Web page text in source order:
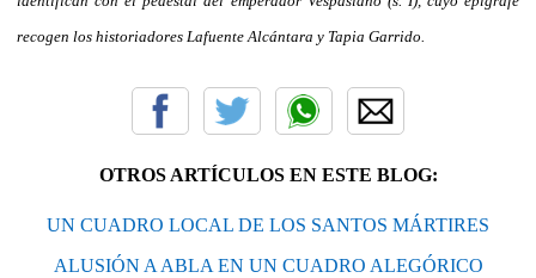
recogen los historiadores Lafuente Alcántara y Tapia Garrido.
OTROS ARTÍCULOS EN ESTE BLOG:
UN CUADRO LOCAL DE LOS SANTOS MÁRTIRES
ALUSIÓN A ABLA EN UN CUADRO ALEGÓRICO